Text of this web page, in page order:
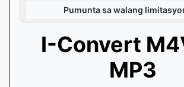
Pumunta sa walang
I-Convert
MP3